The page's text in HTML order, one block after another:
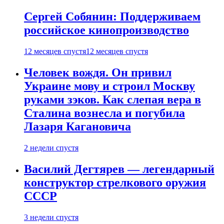
Сергей Собянин: Поддерживаем
российское кинопроизводство
12 месяцев спустя12 месяцев спустя
Человек вождя. Он привил
Украине мову и строил Москву
руками зэков. Как слепая вера в
Сталина вознесла и погубила
Лазаря Кагановича
2 недели спустя
Василий Дегтярев — легендарный
конструктор стрелкового оружия
СССР
3 недели спустя